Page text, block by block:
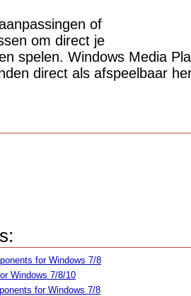
of
om direct je
spelen. Windows Media
direct als afspeelbaar
for Windows 7/8
Windows 7/8/10
for Windows 7/8